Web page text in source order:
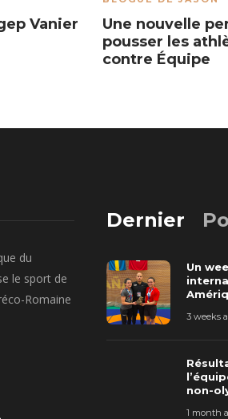
Vanier
Une nouvelle
pousser les
contre Équipe
du
le sport de
Romaine
Dernier
Un
3 weeks
non-
1 month